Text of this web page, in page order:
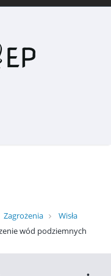
Zagrożenia
Wisła
wód podziemnych